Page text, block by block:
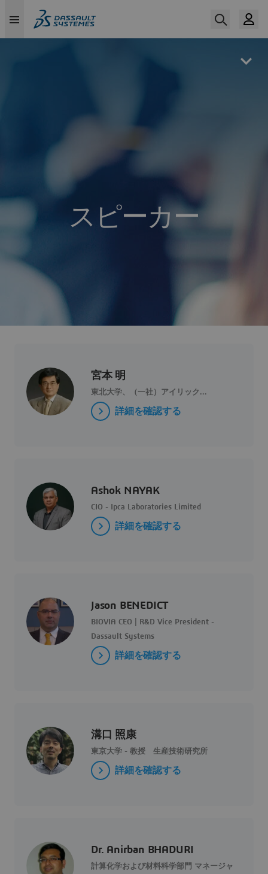
スピーカー
宮本 明
東北大学、（一社）アイリック...
詳細を確認する
Ashok NAYAK
CIO - Ipca Laboratories Limited
詳細を確認する
Jason BENEDICT
BIOVIA CEO | R&D Vice President -
Dassault Systems
詳細を確認する
溝口 照康
東京大学 - 教授 生産技術研究所
詳細を確認する
Dr. Anirban BHADURI
計算化学および材料科学部門 マネージャ